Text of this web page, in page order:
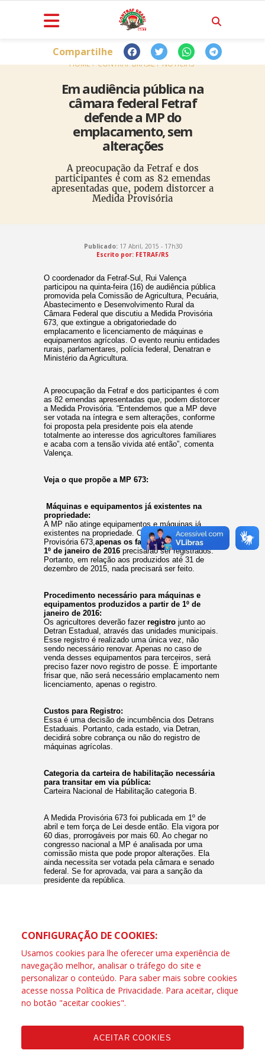
HOME CONTRAF BRASIL NOTÍCIAS
Em audiência pública na
câmara federal Fetraf
defende a MP do
emplacamento, sem
alterações
A preocupação da Fetraf e dos
participantes é com as 82 emendas
apresentadas que, podem distorcer a
Medida Provisória
Compartilhe
Publicado: 17 Abril, 2015 - 17h30
Escrito por: FETRAF/RS
O coordenador da Fetraf-Sul, Rui Valença
participou na quinta-feira (16) de audiência pública
promovida pela Comissão de Agricultura, Pecuária,
Abastecimento e Desenvolvimento Rural da
Câmara Federal que discutiu a Medida Provisória
673, que extingue a obrigatoriedade do
emplacamento e licenciamento de máquinas e
equipamentos agrícolas. O evento reuniu entidades
rurais, parlamentares, polícia federal, Denatran e
Ministério da Agricultura.
A preocupação da Fetraf e dos participantes é com
as 82 emendas apresentadas que, podem distorcer
a Medida Provisória. “Entendemos que a MP deve
ser votada na íntegra e sem alterações, conforme
foi proposta pela presidente pois ela atende
totalmente ao interesse dos agricultores familiares
e acaba com a tensão vivida até então”, comenta
Valença.
Veja o que propõe a MP 673:
Máquinas e equipamentos já existentes na
propriedade:
A MP não atinge equipamentos e máquinas já
existentes na propriedade. Conforme a Medida
Provisória 673,apenas os fabricados a partir de
1º de janeiro de 2016 precisarão ser registrados.
Portanto, em relação aos produzidos até 31 de
dezembro de 2015, nada precisará ser feito.
Procedimento necessário para máquinas e
equipamentos produzidos a partir de 1º de
janeiro de 2016:
Os agricultores deverão fazer registro junto ao
Detran Estadual, através das unidades municipais.
Esse registro é realizado uma única vez, não
sendo necessário renovar. Apenas no caso de
venda desses equipamentos para terceiros, será
preciso fazer novo registro de posse. É importante
frisar que, não será necessário emplacamento nem
licenciamento, apenas o registro.
Custos para Registro:
Essa é uma decisão de incumbência dos Detrans
Estaduais. Portanto, cada estado, via Detran,
decidirá sobre cobrança ou não do registro de
máquinas agrícolas.
Categoria da carteira de habilitação necessária
para transitar em via pública:
Carteira Nacional de Habilitação categoria B.
A Medida Provisória 673 foi publicada em 1º de
abril e tem força de Lei desde então. Ela vigora por
60 dias, prorrogáveis por mais 60. Ao chegar no
congresso nacional a MP é analisada por uma
comissão mista que pode propor alterações. Ela
ainda necessita ser votada pela câmara e senado
federal. Se for aprovada, vai para a sanção da
presidente da república.
CONFIGURAÇÃO DE COOKIES:
Usamos cookies para lhe oferecer uma experiência de
navegação melhor, analisar o tráfego do site e
personalizar o conteúdo. Para saber mais sobre cookies
acesse nossa Política de Privacidade. Para aceitar, clique
no botão "aceitar cookies".
ACEITAR COOKIES